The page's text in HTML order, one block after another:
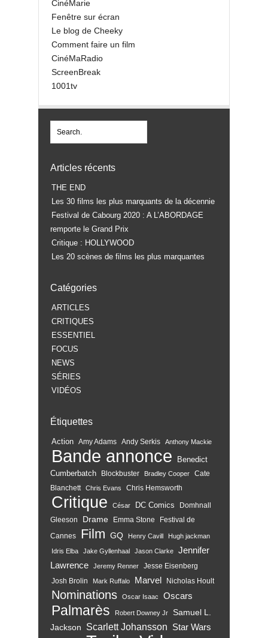
CinéMarie
Fenêtre sur écran
Le blog de Cheeky
Comment faire un film
CinéMaRadio
ScreenBreak
1001tv
Articles récents
THE END
Les 30 films les plus marquants de la décennie
Festival de Cabourg 2020 : A L’ABORDAGE
remporte le Grand Prix
Critique : HOLLYWOOD
Les 20 scènes de films les plus marquantes
Catégories
ARTICLES
CRITIQUES
ESSENTIEL
FOCUS
NEWS
SÉRIES
VIDÉOS
Étiquettes
Action Amy Adams Andy Serkis Anthony Mackie
Bande annonce
Benedict
Cumberbatch
Blockbuster Bradley Cooper
Cate
Blanchett
Chris Evans Chris Hemsworth
Critique César DC Comics
Domhnall
Gleeson
Drame Emma Stone
Festival de
Cannes
Film GQ Henry Cavill Hugh jackman
Idris Elba Jake Gyllenhaal Jason Clarke
Jennifer
Lawrence
Jeremy Renner
Jesse Eisenberg
Josh Brolin
Mark Ruffalo Marvel Nicholas Hoult
Nominations Oscar Isaac Oscars
Palmarès Robert Downey Jr
Samuel L.
Jackson
Scarlett Johansson Star Wars